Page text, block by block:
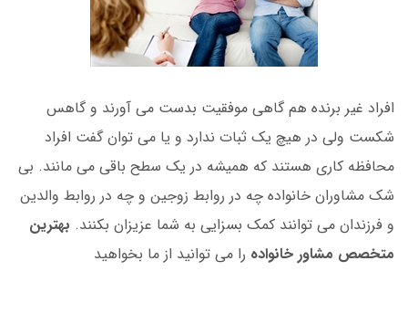
افراد غیر برنده هم گاهی موفقیت بدست می آورند و گاهس
شکست ولی در هیچ یک ثبات ندارد و یا می توان گفت افراد
محافظه کاری هستند که همیشه در یک سطح باقی می مانند. بی
شک مشاوران خانواده چه در روابط زوجین و چه در روابط والدین
و فرزندان می توانند کمک بسزایی به شما عزیزان بکنند. بهترین
متخصص مشاور خانواده را می توانید از ما بخواهید